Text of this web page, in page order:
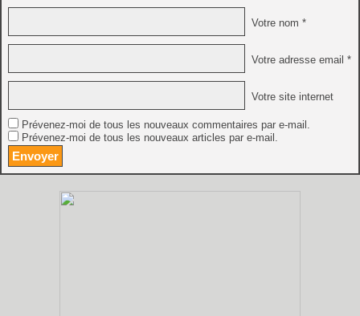
Votre nom *
Votre adresse email *
Votre site internet
Prévenez-moi de tous les nouveaux commentaires par e-mail.
Prévenez-moi de tous les nouveaux articles par e-mail.